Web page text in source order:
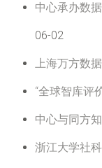
中心承办数
06-02
上海万方数
“全球智库评
中心与同方
浙江大学社